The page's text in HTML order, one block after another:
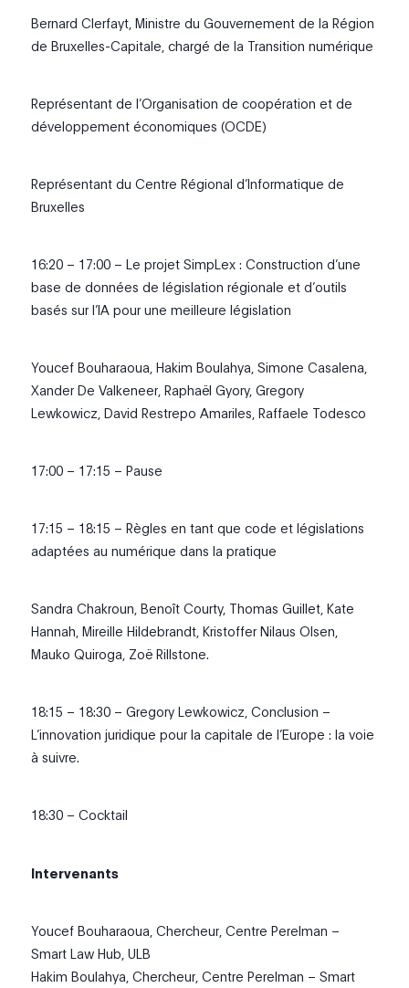
Bernard Clerfayt, Ministre du Gouvernement de la Région
de Bruxelles-Capitale, chargé de la Transition numérique
Représentant de l’Organisation de coopération et de
développement économiques (OCDE)
Représentant du Centre Régional d’Informatique de
Bruxelles
16:20 – 17:00 – Le projet SimpLex : Construction d’une
base de données de législation régionale et d’outils
basés sur l’IA pour une meilleure législation
Youcef Bouharaoua, Hakim Boulahya, Simone Casalena,
Xander De Valkeneer, Raphaël Gyory, Gregory
Lewkowicz, David Restrepo Amariles, Raffaele Todesco
17:00 – 17:15 – Pause
17:15 – 18:15 – Règles en tant que code et législations
adaptées au numérique dans la pratique
Sandra Chakroun, Benoît Courty, Thomas Guillet, Kate
Hannah, Mireille Hildebrandt, Kristoffer Nilaus Olsen,
Mauko Quiroga, Zoë Rillstone.
18:15 – 18:30 – Gregory Lewkowicz, Conclusion –
L’innovation juridique pour la capitale de l’Europe : la voie
à suivre.
18:30 – Cocktail
Intervenants
Youcef Bouharaoua, Chercheur, Centre Perelman –
Smart Law Hub, ULB
Hakim Boulahya, Chercheur, Centre Perelman – Smart